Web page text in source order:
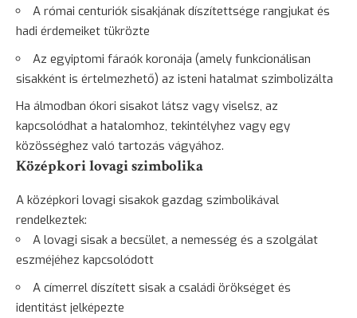
A római centuriók sisakjának díszítettsége rangjukat és
hadi érdemeiket tükrözte
Az egyiptomi fáraók koronája (amely funkcionálisan
sisakként is értelmezhető) az isteni hatalmat szimbolizálta
Ha álmodban ókori sisakot látsz vagy viselsz, az
kapcsolódhat a hatalomhoz, tekintélyhez vagy egy
közösséghez való tartozás vágyához.
Középkori lovagi szimbolika
A középkori lovagi sisakok gazdag szimbolikával
rendelkeztek:
A lovagi sisak a becsület, a nemesség és a szolgálat
eszméjéhez kapcsolódott
A címerrel díszített sisak a családi örökséget és
identitást jelképezte